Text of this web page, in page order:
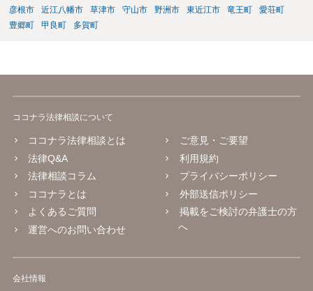
彦根市
近江八幡市 草津市 守山市 野洲市 東近江市 竜王町
愛荘町
豊郷町
甲良町 多賀町
ココナラ法律相談について
ココナラ法律相談とは
法律Q&A
法律相談コラム
ココナラとは
よくあるご質問
運営へのお問い合わせ
ご意見・ご要望
利用規約
プライバシーポリシー
外部送信ポリシー
掲載をご検討の弁護士の方
へ
会社情報